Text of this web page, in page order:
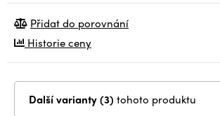
Přidat do porovnání
Historie ceny
Další varianty (3) tohoto produktu